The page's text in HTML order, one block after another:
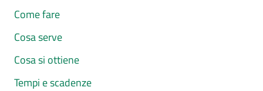
Come fare
Cosa serve
Cosa si ottiene
Tempi e scadenze